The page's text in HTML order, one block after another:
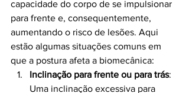
capacidade do corpo de se impulsionar
para frente e, consequentemente,
aumentando o risco de lesões. Aqui
estão algumas situações comuns em
que a postura afeta a biomecânica:
Inclinação para frente ou para trás:
Uma inclinação excessiva para